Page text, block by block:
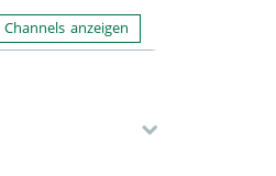
Channels anzeigen